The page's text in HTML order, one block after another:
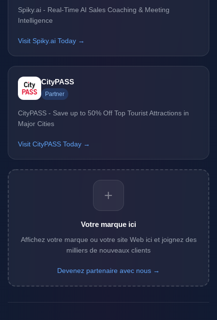
Spiky.ai - Real-Time AI Sales Coaching & Meeting
Intelligence
Visit Spiky.ai Today →
CityPASS
Partner
CityPASS - Save up to 50% Off Top Tourist Attractions in
Major Cities
Visit CityPASS Today →
+
Votre marque ici
Affichez votre marque ou votre site Web ici et joignez des
milliers de nouveaux clients
Devenez partenaire avec nous →